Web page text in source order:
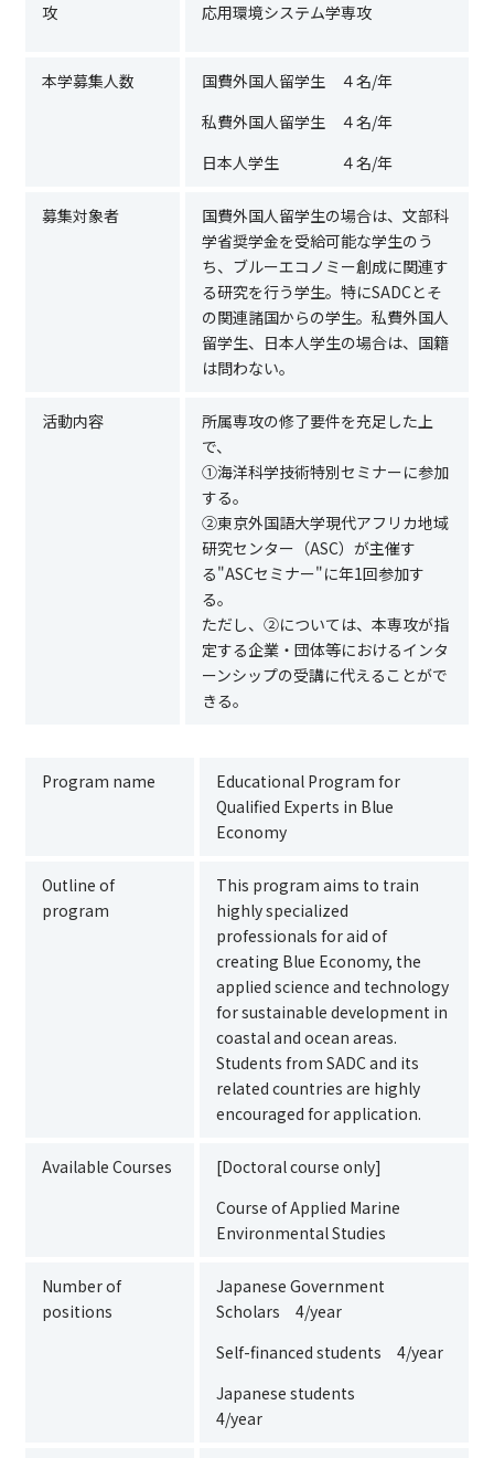
攻
応用環境システム学専攻
本学募集人数
国費外国人留学生 ４名/年
私費外国人留学生 ４名/年
日本人学生 ４名/年
募集対象者
国費外国人留学生の場合は、文部科
学省奨学金を受給可能な学生のう
ち、ブルーエコノミー創成に関連す
る研究を行う学生。特にSADCとそ
の関連諸国からの学生。私費外国人
留学生、日本人学生の場合は、国籍
は問わない。
活動内容
所属専攻の修了要件を充足した上
で、
①海洋科学技術特別セミナーに参加
する。
②東京外国語大学現代アフリカ地域
研究センター（ASC）が主催す
る"ASCセミナー"に年1回参加す
る。
ただし、②については、本専攻が指
定する企業・団体等におけるインタ
ーンシップの受講に代えることがで
きる。
Program name
Educational Program for
Qualified Experts in Blue
Economy
Outline of
program
This program aims to train
highly specialized
professionals for aid of
creating Blue Economy, the
applied science and technology
for sustainable development in
coastal and ocean areas.
Students from SADC and its
related countries are highly
encouraged for application.
Available Courses
[Doctoral course only]
Course of Applied Marine
Environmental Studies
Number of
positions
Japanese Government
Scholars 4/year
Self-financed students 4/year
Japanese students
4/year